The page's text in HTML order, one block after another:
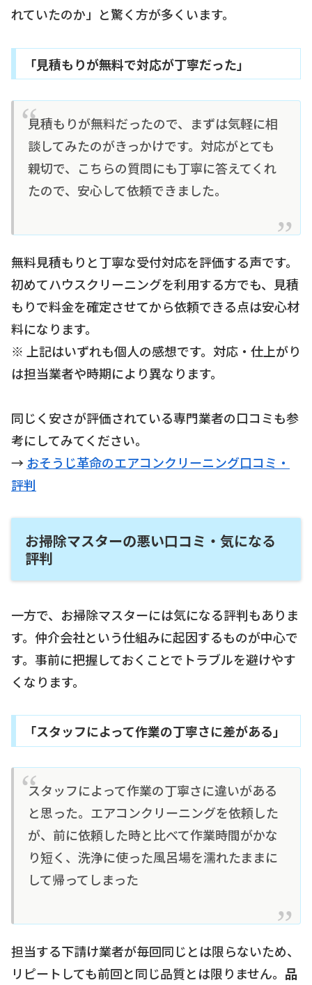
れていたのか」と驚く方が多くいます。
「見積もりが無料で対応が丁寧だった」
見積もりが無料だったので、まずは気軽に相
談してみたのがきっかけです。対応がとても
親切で、こちらの質問にも丁寧に答えてくれ
たので、安心して依頼できました。
無料見積もりと丁寧な受付対応を評価する声です。
初めてハウスクリーニングを利用する方でも、見積
もりで料金を確定させてから依頼できる点は安心材
料になります。
※ 上記はいずれも個人の感想です。対応・仕上がり
は担当業者や時期により異なります。
同じく安さが評価されている専門業者の口コミも参
考にしてみてください。
→ おそうじ革命のエアコンクリーニング口コミ・
評判
お掃除マスターの悪い口コミ・気になる
評判
一方で、お掃除マスターには気になる評判もありま
す。仲介会社という仕組みに起因するものが中心で
す。事前に把握しておくことでトラブルを避けやす
くなります。
「スタッフによって作業の丁寧さに差がある」
スタッフによって作業の丁寧さに違いがある
と思った。エアコンクリーニングを依頼した
が、前に依頼した時と比べて作業時間がかな
り短く、洗浄に使った風呂場を濡れたままに
して帰ってしまった
担当する下請け業者が毎回同じとは限らないため、
リピートしても前回と同じ品質とは限りません。 品